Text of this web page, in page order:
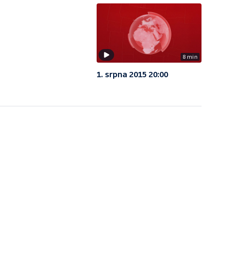
8 min
1. srpna 2015 20:00